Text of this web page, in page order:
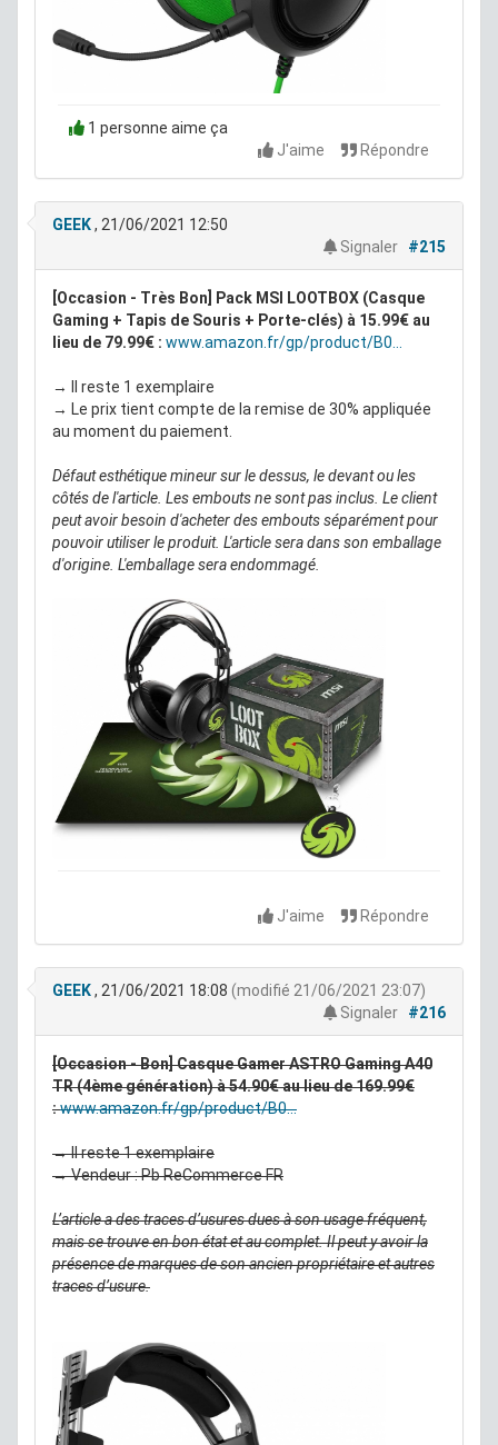
1 personne aime ça
J'aime
Répondre
GEEK, 21/06/2021 12:50
Signaler
#215
[Occasion - Très Bon] Pack MSI LOOTBOX (Casque
Gaming + Tapis de Souris + Porte-clés) à 15.99€ au
lieu de 79.99€ : www.amazon.fr/gp/product/B0...
→ Il reste 1 exemplaire
→ Le prix tient compte de la remise de 30% appliquée
au moment du paiement.
Défaut esthétique mineur sur le dessus, le devant ou les
côtés de l'article. Les embouts ne sont pas inclus. Le client
peut avoir besoin d'acheter des embouts séparément pour
pouvoir utiliser le produit. L'article sera dans son emballage
d'origine. L'emballage sera endommagé.
J'aime Répondre
GEEK, 21/06/2021 18:08 (modifié 21/06/2021 23:07)
Signaler
#216
[Occasion - Bon] Casque Gamer ASTRO Gaming A40
TR (4ème génération) à 54.90€ au lieu de 169.99€
:www.amazon.fr/gp/product/B0...
→ Il reste 1 exemplaire
→ Vendeur : Pb ReCommerce FR
L’article a des traces d’usures dues à son usage fréquent,
mais se trouve en bon état et au complet. Il peut y avoir la
présence de marques de son ancien propriétaire et autres
traces d’usure.